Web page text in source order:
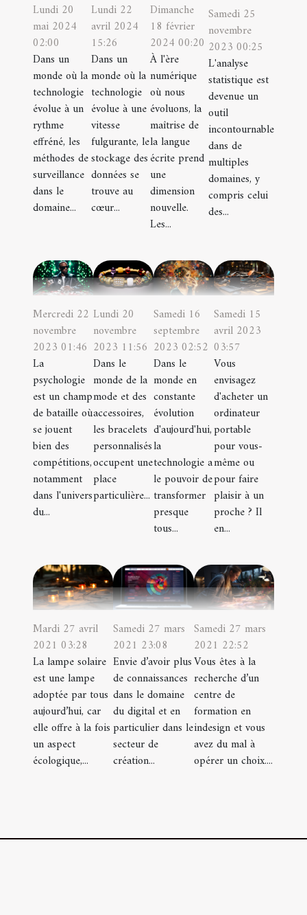
Lundi 20
mai 2024
02:00
Dans un
monde où la
technologie
évolue à un
rythme
effréné, les
méthodes de
surveillance
dans le
domaine...
Lundi 22
avril 2024
15:26
Dans un
monde où la
technologie
évolue à une
vitesse
fulgurante, le
stockage des
données se
trouve au
cœur...
Dimanche
18 février
2024 00:20
À l'ère
numérique
où nous
évoluons, la
maîtrise de
la langue
écrite prend
une
dimension
nouvelle.
Les...
Samedi 25
novembre
2023 00:25
L'analyse
statistique est
devenue un
outil
incontournable
dans de
multiples
domaines, y
compris celui
des...
Mercredi 22
novembre
2023 01:46
La
psychologie
est un champ
de bataille où
se jouent
bien des
compétitions,
notamment
dans l'univers
du...
Lundi 20
novembre
2023 11:56
Dans le
monde de la
mode et des
accessoires,
les bracelets
personnalisés
occupent une
place
particulière...
Samedi 16
septembre
2023 02:52
Dans le
monde en
constante
évolution
d'aujourd'hui,
la
technologie a
le pouvoir de
transformer
presque
tous...
Samedi 15
avril 2023
03:57
Vous
envisagez
d'acheter un
ordinateur
portable
pour vous-
même ou
pour faire
plaisir à un
proche ? Il
en...
Mardi 27 avril
2021 03:28
La lampe solaire
est une lampe
adoptée par tous
aujourd’hui, car
elle offre à la fois
un aspect
écologique,...
Samedi 27 mars
2021 23:08
Envie d’avoir plus
de connaissances
dans le domaine
du digital et en
particulier dans le
secteur de
création...
Samedi 27 mars
2021 22:52
Vous êtes à la
recherche d’un
centre de
formation en
indesign et vous
avez du mal à
opérer un choix....